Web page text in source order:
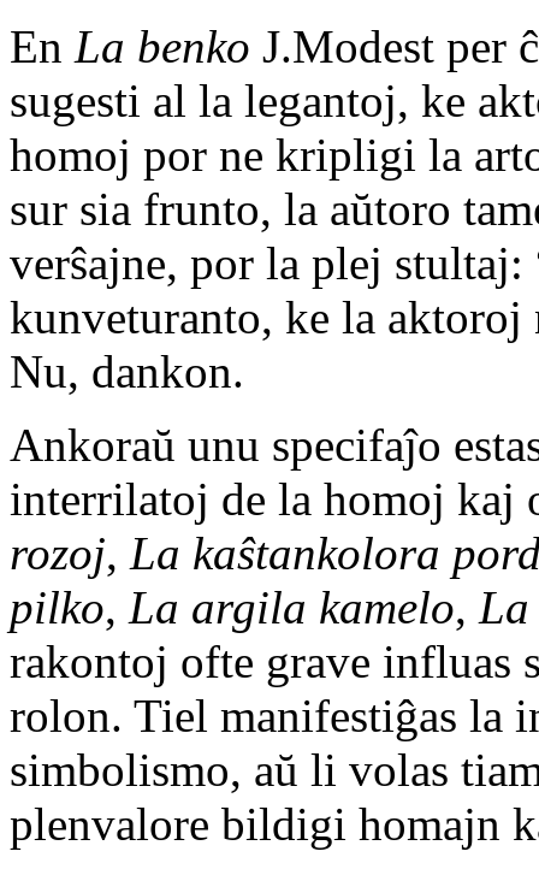
En La benko J.Modest per
sugesti al la legantoj, ke
homoj por ne kripligi la
sur sia frunto, la aŭtoro
verŝajne, por la plej
kunveturanto, ke la aktoroj
Nu, dankon.
Ankoraŭ unu specifaĵo
interrilatoj de la homoj
rozoj, La kaŝtankolora
pilko, La argila kamelo,
rakontoj ofte grave influas
rolon. Tiel manifestiĝas la
simbolismo, aŭ li volas
plenvalore bildigi homajn